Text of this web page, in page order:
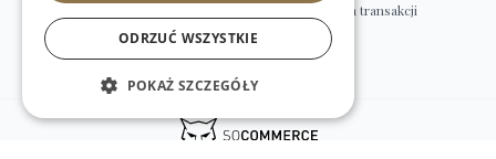
Herbaty owocowe
Herbaty ziołowe
Historia transakcji
ODRZUĆ WSZYSTKIE
POKAŻ SZCZEGÓŁY